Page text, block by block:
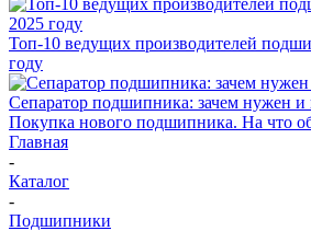
Топ-10 ведущих производителей
году
Сепаратор подшипника: зачем нужен
Покупка нового подшипника. На что
Главная
-
Каталог
-
Подшипники